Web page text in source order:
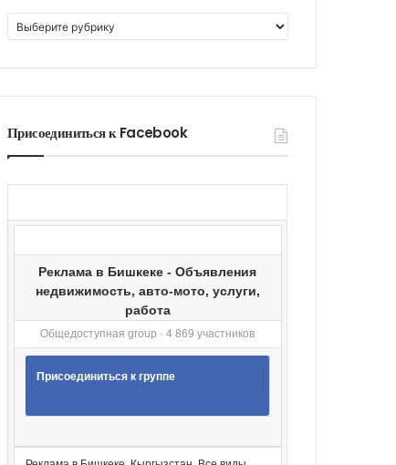
а
г
р
и
Присоединиться к Facebook
Реклама в Бишкеке - Объявления
недвижимость, авто-мото, услуги,
работа
Общедоступная group · 4 869 участников
Присоединиться к группе